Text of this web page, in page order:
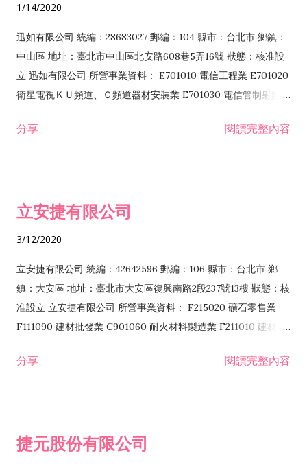
1/14/2020
迅如有限公司 統編：28683027 郵編：104 縣市：台北市 鄉鎮：
中山區 地址：臺北市中山區北安路608巷5弄16號 狀態：核准設
立 迅如有限公司 所營事業資料： E701010 電信工程業 E701020
衛星電視ＫＵ頻道、Ｃ頻道器材安裝業 E701030 電信管制射頻器
程業 I102010 投資顧問業 I301010 資訊軟體服務業 I301030 電
業 F401171 酒類輸入業
分享 閱讀完整內容
立安捷有限公司
3/12/2020
立安捷有限公司 統編：42642596 郵編：106 縣市：台北市 鄉
鎮：大安區 地址：臺北市大安區復興南路2段237號13樓 狀態：核
准設立 立安捷有限公司 所營事業資料： F215020 礦石零售業
F111090 建材批發業 C901060 耐火材料製造業 F211010 建材零
水泥製造業 C901050 水泥及混凝土製品製造業 C901040 預拌混
業 F106020 日常用品批發業 F108031 醫療器材批發業 F108040
分享 閱讀完整內容
捷元股份有限公司